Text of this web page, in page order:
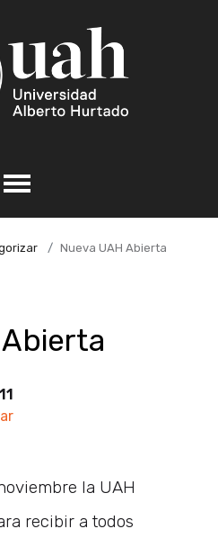
Nueva UAH Abierta
la UAH
recibir a todos